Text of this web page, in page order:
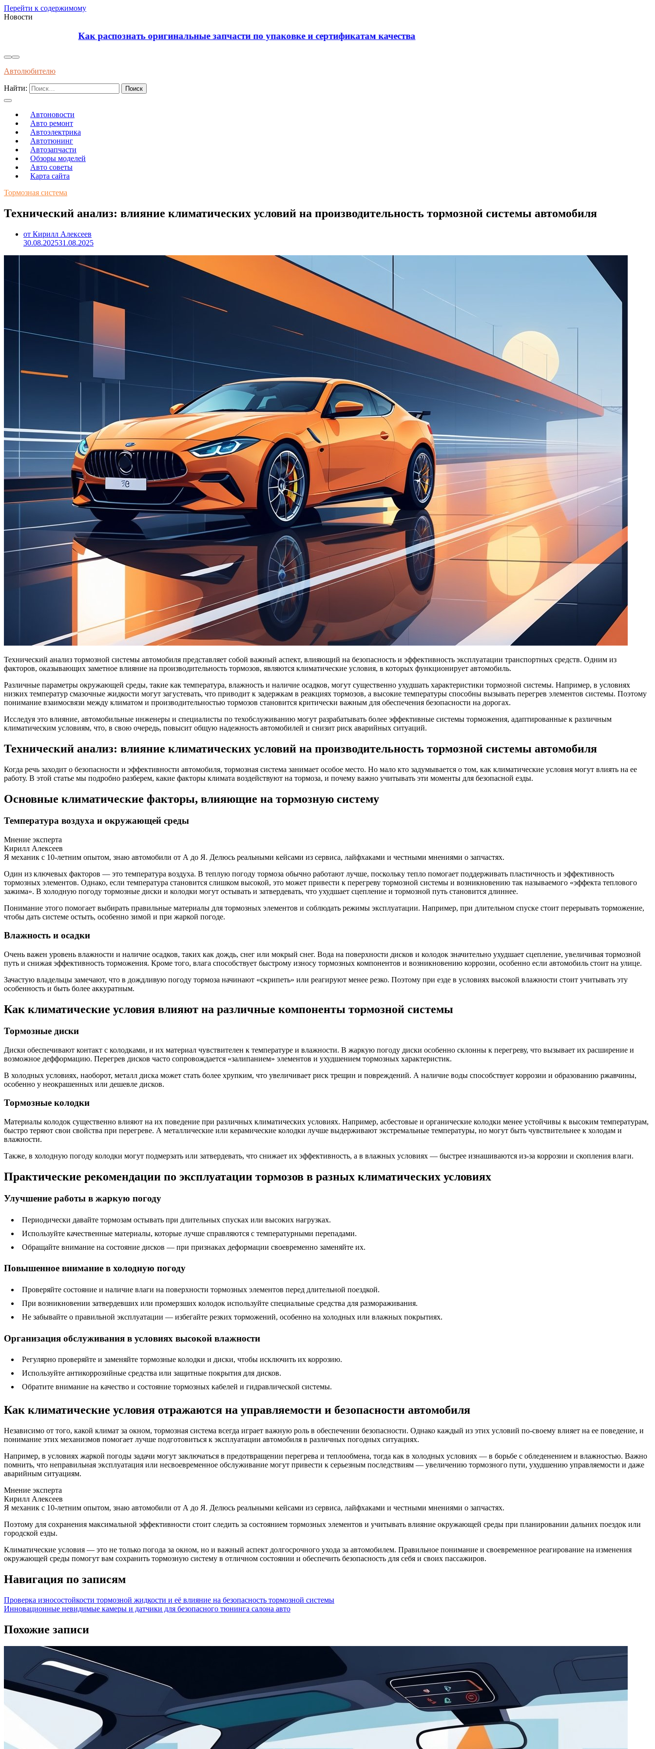
Перейти к содержимому
Новости
Как распознать оригинальные запчасти по упаковке и сертификатам качества
Автолюбителю
Найти:
Автоновости
Авто ремонт
Автоэлектрика
Автотюнинг
Автозапчасти
Обзоры моделей
Авто советы
Карта сайта
Тормозная система
Технический анализ: влияние климатических условий на производительность тормозной системы автомобиля
от Кирилл Алексеев
30.08.202531.08.2025
Технический анализ тормозной системы автомобиля представляет собой важный аспект, влияющий на безопасность и эффективность эксплуатации транспортных средств. Одним из
факторов, оказывающих заметное влияние на производительность тормозов, являются климатические условия, в которых функционирует автомобиль.
Различные параметры окружающей среды, такие как температура, влажность и наличие осадков, могут существенно ухудшать характеристики тормозной системы. Например, в условиях
низких температур смазочные жидкости могут загустевать, что приводит к задержкам в реакциях тормозов, а высокие температуры способны вызывать перегрев элементов системы. Поэтому
понимание взаимосвязи между климатом и производительностью тормозов становится критически важным для обеспечения безопасности на дорогах.
Исследуя это влияние, автомобильные инженеры и специалисты по техобслуживанию могут разрабатывать более эффективные системы торможения, адаптированные к различным
климатическим условиям, что, в свою очередь, повысит общую надежность автомобилей и снизит риск аварийных ситуаций.
Технический анализ: влияние климатических условий на производительность тормозной системы автомобиля
Когда речь заходит о безопасности и эффективности автомобиля, тормозная система занимает особое место. Но мало кто задумывается о том, как климатические условия могут влиять на ее
работу. В этой статье мы подробно разберем, какие факторы климата воздействуют на тормоза, и почему важно учитывать эти моменты для безопасной езды.
Основные климатические факторы, влияющие на тормозную систему
Температура воздуха и окружающей среды
Мнение эксперта
Кирилл Алексеев
Я механик с 10-летним опытом, знаю автомобили от А до Я. Делюсь реальными кейсами из сервиса, лайфхаками и честными мнениями о запчастях.
Один из ключевых факторов — это температура воздуха. В теплую погоду тормоза обычно работают лучше, поскольку тепло помогает поддерживать пластичность и эффективность
тормозных элементов. Однако, если температура становится слишком высокой, это может привести к перегреву тормозной системы и возникновению так называемого «эффекта теплового
зажима». В холодную погоду тормозные диски и колодки могут остывать и затвердевать, что ухудшает сцепление и тормозной путь становится длиннее.
Понимание этого помогает выбирать правильные материалы для тормозных элементов и соблюдать режимы эксплуатации. Например, при длительном спуске стоит перерывать торможение,
чтобы дать системе остыть, особенно зимой и при жаркой погоде.
Влажность и осадки
Очень важен уровень влажности и наличие осадков, таких как дождь, снег или мокрый снег. Вода на поверхности дисков и колодок значительно ухудшает сцепление, увеличивая тормозной
путь и снижая эффективность торможения. Кроме того, влага способствует быстрому износу тормозных компонентов и возникновению коррозии, особенно если автомобиль стоит на улице.
Зачастую владельцы замечают, что в дождливую погоду тормоза начинают «скрипеть» или реагируют менее резко. Поэтому при езде в условиях высокой влажности стоит учитывать эту
особенность и быть более аккуратным.
Как климатические условия влияют на различные компоненты тормозной системы
Тормозные диски
Диски обеспечивают контакт с колодками, и их материал чувствителен к температуре и влажности. В жаркую погоду диски особенно склонны к перегреву, что вызывает их расширение и
возможное дефформацию. Перегрев дисков часто сопровождается «залипанием» элементов и ухудшением тормозных характеристик.
В холодных условиях, наоборот, металл диска может стать более хрупким, что увеличивает риск трещин и повреждений. А наличие воды способствует коррозии и образованию ржавчины,
особенно у неокрашенных или дешевле дисков.
Тормозные колодки
Материалы колодок существенно влияют на их поведение при различных климатических условиях. Например, асбестовые и органические колодки менее устойчивы к высоким температурам,
быстро теряют свои свойства при перегреве. А металлические или керамические колодки лучше выдерживают экстремальные температуры, но могут быть чувствительнее к холодам и
влажности.
Также, в холодную погоду колодки могут подмерзать или затвердевать, что снижает их эффективность, а в влажных условиях — быстрее изнашиваются из-за коррозии и скопления влаги.
Практические рекомендации по эксплуатации тормозов в разных климатических условиях
Улучшение работы в жаркую погоду
Периодически давайте тормозам остывать при длительных спусках или высоких нагрузках.
Используйте качественные материалы, которые лучше справляются с температурными перепадами.
Обращайте внимание на состояние дисков — при признаках деформации своевременно заменяйте их.
Повышенное внимание в холодную погоду
Проверяйте состояние и наличие влаги на поверхности тормозных элементов перед длительной поездкой.
При возникновении затвердевших или промерзших колодок используйте специальные средства для размораживания.
Не забывайте о правильной эксплуатации — избегайте резких торможений, особенно на холодных или влажных покрытиях.
Организация обслуживания в условиях высокой влажности
Регулярно проверяйте и заменяйте тормозные колодки и диски, чтобы исключить их коррозию.
Используйте антикоррозийные средства или защитные покрытия для дисков.
Обратите внимание на качество и состояние тормозных кабелей и гидравлической системы.
Как климатические условия отражаются на управляемости и безопасности автомобиля
Независимо от того, какой климат за окном, тормозная система всегда играет важную роль в обеспечении безопасности. Однако каждый из этих условий по-своему влияет на ее поведение, и
понимание этих механизмов помогает лучше подготовиться к эксплуатации автомобиля в различных погодных ситуациях.
Например, в условиях жаркой погоды задачи могут заключаться в предотвращении перегрева и теплообмена, тогда как в холодных условиях — в борьбе с обледенением и влажностью. Важно
помнить, что неправильная эксплуатация или несвоевременное обслуживание могут привести к серьезным последствиям — увеличению тормозного пути, ухудшению управляемости и даже
аварийным ситуациям.
Мнение эксперта
Кирилл Алексеев
Я механик с 10-летним опытом, знаю автомобили от А до Я. Делюсь реальными кейсами из сервиса, лайфхаками и честными мнениями о запчастях.
Поэтому для сохранения максимальной эффективности стоит следить за состоянием тормозных элементов и учитывать влияние окружающей среды при планировании дальних поездок или
городской езды.
Климатические условия — это не только погода за окном, но и важный аспект долгосрочного ухода за автомобилем. Правильное понимание и своевременное реагирование на изменения
окружающей среды помогут вам сохранить тормозную систему в отличном состоянии и обеспечить безопасность для себя и своих пассажиров.
Навигация по записям
Проверка износостойкости тормозной жидкости и её влияние на безопасность тормозной системы
Инновационные невидимые камеры и датчики для безопасного тюнинга салона авто
Похожие записи